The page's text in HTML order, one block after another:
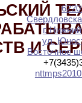
И
г.
ул.
Восточное